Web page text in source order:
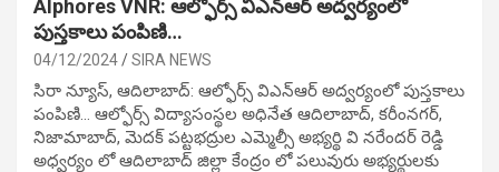
Alphores VNR: ఆల్ఫోర్స్ విఎన్ఆర్ అద్వర్యంలో
పుస్తకాలు పంపిణి…
04/12/2024 SIRA NEWS
సిరా న్యూస్, ఆదిలాబాద్: ఆల్ఫోర్స్ విఎన్ఆర్ అద్వర్యంలో పుస్తకాలు
పంపిణి… ఆల్ఫోర్స్ విద్యాసంస్థల అధినేత ఆదిలాబాద్, కరీంనగర్,
నిజామాబాద్, మెదక్ పట్టభద్రుల ఎమ్మెల్సీ అభ్యర్థి వి నరేందర్ రెడ్డి
అధ్వర్యం లో ఆదిలాబాద్ జిల్లా కేంద్రం లో పలువురు అభ్యర్థులకు